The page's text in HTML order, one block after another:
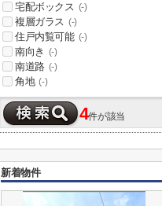
宅配ボックス (-)
複層ガラス (-)
住戸内覧可能 (-)
南向き (-)
南道路 (-)
角地 (-)
4件が該当
新着物件